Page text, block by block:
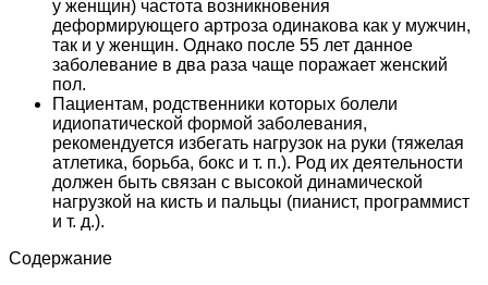
у женщин) частота возникновения
деформирующего артроза одинакова как у мужчин,
так и у женщин. Однако после 55 лет данное
заболевание в два раза чаще поражает женский
пол.
Пациентам, родственники которых болели
идиопатической формой заболевания,
рекомендуется избегать нагрузок на руки (тяжелая
атлетика, борьба, бокс и т. п.). Род их деятельности
должен быть связан с высокой динамической
нагрузкой на кисть и пальцы (пианист, программист
и т. д.).
Содержание